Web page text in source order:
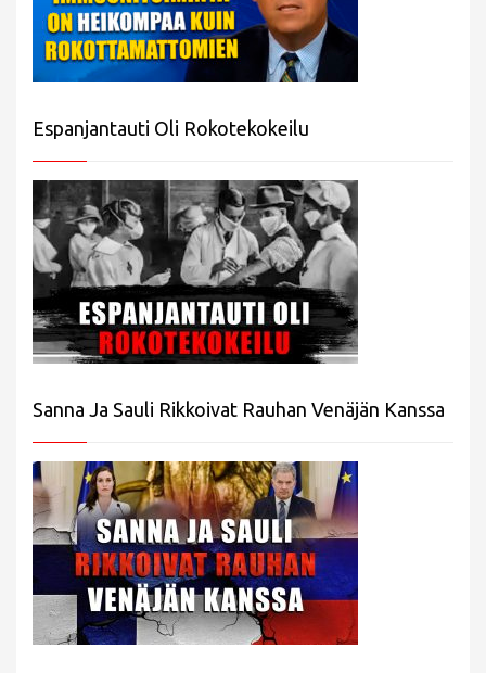
Espanjantauti Oli Rokotekokeilu
Sanna Ja Sauli Rikkoivat Rauhan Venäjän Kanssa